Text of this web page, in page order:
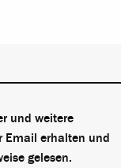
und weitere
Email erhalten und
gelesen.